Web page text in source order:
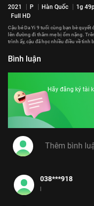
2021 P Hàn Quốc
1g
Full HD
Cậu bé Da Yi 9 tuổi cùng bạn bè quyết
lên đường đi thăm mẹ bị ốm nặng.
trình ấy, cậu đã học nhiều điều về tình
Bình luận
Hãy đăng ký tài
038***918